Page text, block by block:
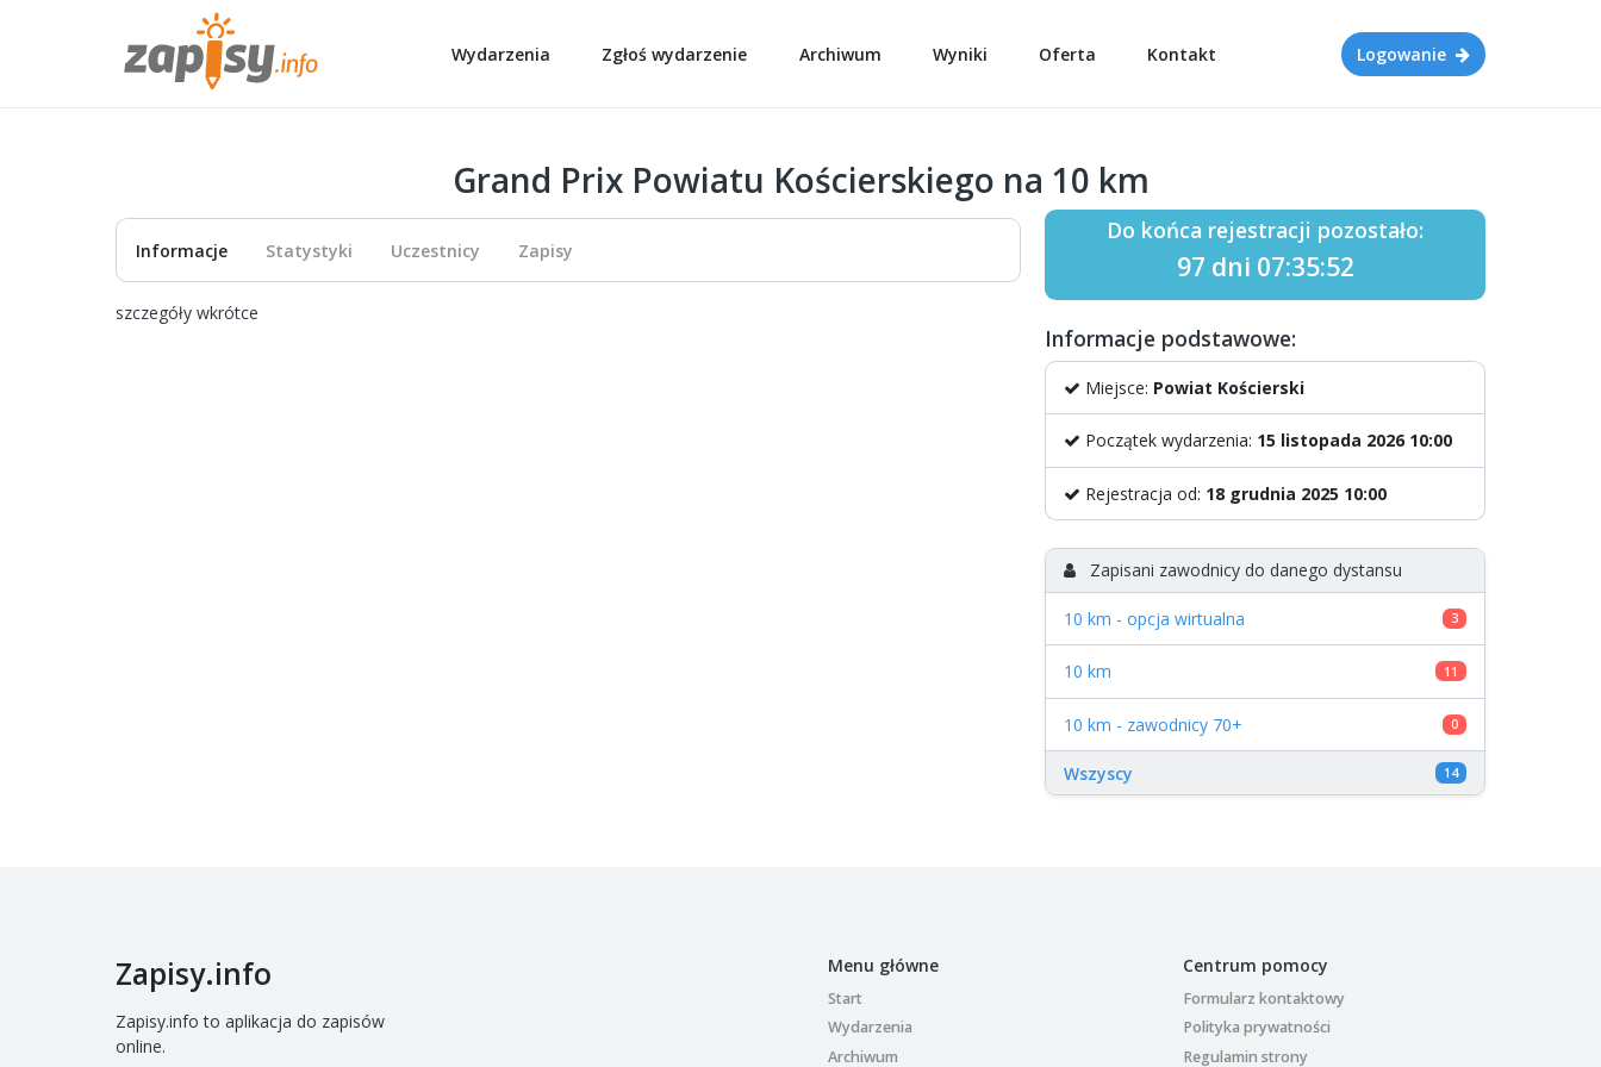
Wydarzenia Zgłoś wydarzenie Archiwum Wyniki Oferta Kontakt Logowanie
Grand Prix Powiatu Kościerskiego na 10 km
Informacje Statystyki Uczestnicy Zapisy
szczegóły wkrótce
Do końca rejestracji pozostało:
97 dni 07:35:52
Informacje podstawowe:
Miejsce: Powiat Kościerski
Początek wydarzenia: 15 listopada 2026 10:00
Rejestracja od: 18 grudnia 2025 10:00
Zapisani zawodnicy do danego dystansu
10 km - opcja wirtualna 3
10 km 11
10 km - zawodnicy 70+ 0
Wszyscy 14
Zapisy.info
Zapisy.info to aplikacja do zapisów
online.
Menu główne
Start
Wydarzenia
Archiwum
Centrum pomocy
Formularz kontaktowy
Polityka prywatności
Regulamin strony